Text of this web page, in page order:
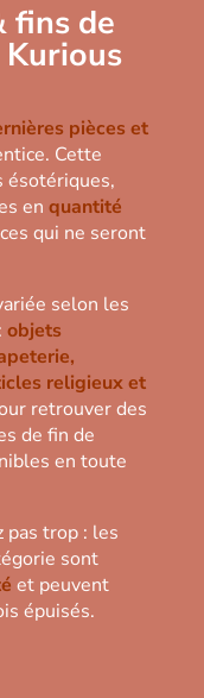
fins de
pièces et
Cette
ésotériques,
en quantité
qui ne seront
selon les
objets
religieux et
retrouver des
de fin de
en toute
pas trop : les
sont
et peuvent
épuisés.